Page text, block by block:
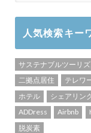
人気検索キー
サステナブルツーリズ
二拠点居住
テレワ
ホテル
シェアリン
ADDress
Airbnb
脱炭素